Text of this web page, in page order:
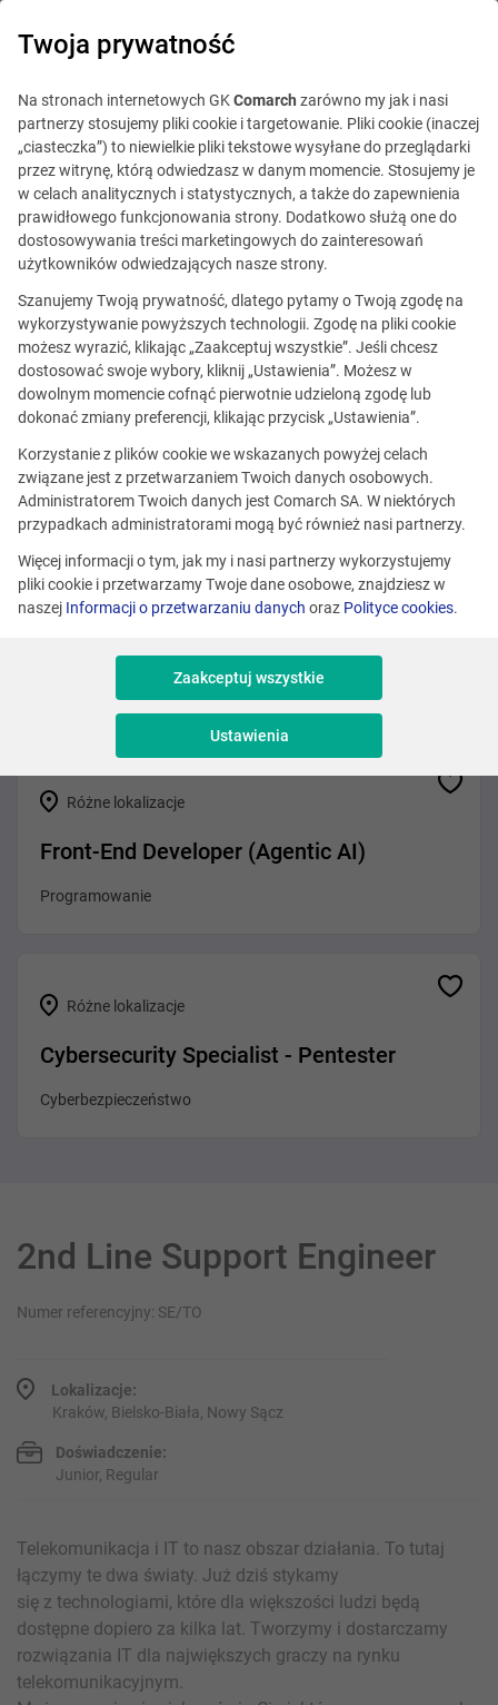
Ta oferta jest już
nieaktualna.
Zobacz podobne oferty
Różne lokalizacje
Różne lokalizacje
Front-End Developer (Agentic AI)
Programowanie
Różne lokalizacje
Cybersecurity Specialist - Pentester
Cyberbezpieczeństwo
2nd Line Support Engineer
Numer referencyjny: SE/TO
Lokalizacje:
Kraków, Bielsko-Biała, Nowy Sącz
Doświadczenie:
Junior, Regular
Telekomunikacja i IT to nasz obszar działania. To tutaj
łączymy te dwa światy. Już dziś stykamy
się z technologiami, które dla większości ludzi będą
dostępne dopiero za kilka lat. Tworzymy i dostarczamy
rozwiązania IT dla największych graczy na rynku
telekomunikacyjnym.
Twoja prywatność
Na stronach internetowych GKComarch zarówno my jak i nasi
partnerzy stosujemy pliki cookie i targetowanie. Pliki cookie (inaczej
„ciasteczka”) to niewielkie pliki tekstowe wysyłane do przeglądarki
przez witrynę, którą odwiedzasz w danym momencie. Stosujemy je
w celach analitycznych i statystycznych, a także do zapewnienia
prawidłowego funkcjonowania strony. Dodatkowo służą one do
dostosowywania treści marketingowych do zainteresowań
użytkowników odwiedzających nasze strony.
Szanujemy Twoją prywatność, dlatego pytamy o Twoją zgodę na
wykorzystywanie powyższych technologii. Zgodę na pliki cookie
możesz wyrazić, klikając „Zaakceptuj wszystkie”. Jeśli chcesz
dostosować swoje wybory, kliknij „Ustawienia”. Możesz w
dowolnym momencie cofnąć pierwotnie udzieloną zgodę lub
dokonać zmiany preferencji, klikając przycisk „Ustawienia”.
Korzystanie z plików cookie we wskazanych powyżej celach
związane jest z przetwarzaniem Twoich danych osobowych.
Administratorem Twoich danych jest Comarch SA. W niektórych
przypadkach administratorami mogą być również nasi partnerzy.
Więcej informacji o tym, jak my i nasi partnerzy wykorzystujemy
pliki cookie i przetwarzamy Twoje dane osobowe, znajdziesz w
naszej Informacji o przetwarzaniu danych oraz Polityce cookies.
Zaakceptuj wszystkie
Ustawienia